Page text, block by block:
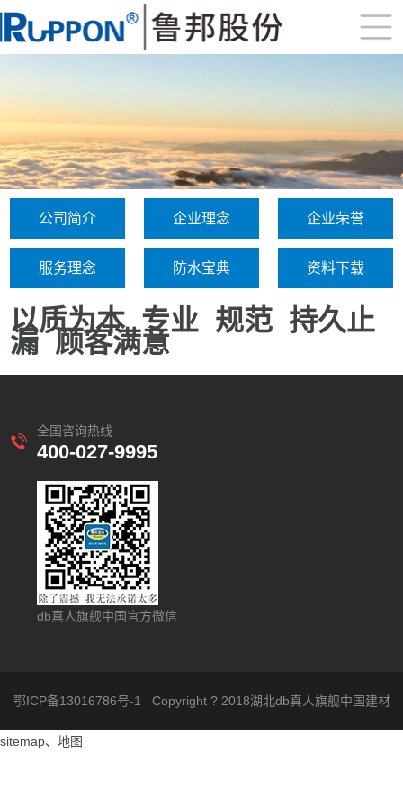
公司简介 企业理念 企业荣誉
服务理念 防水宝典 资料下载
以质为本 专业 规范 持久止
漏 顾客满意
全国咨询热线
400-027-9995
db真人旗舰中国官方微信
鄂ICP备13016786号-1 Copyright ? 2018湖北db真人旗舰中国建材
sitemap、 地图